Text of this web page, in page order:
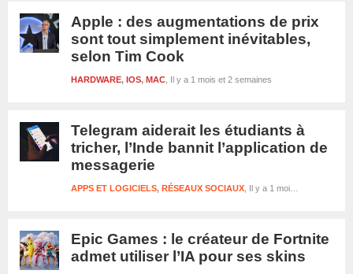
Apple : des augmentations de prix
sont tout simplement inévitables,
selon Tim Cook
Il y a 1 mois et 2 semaines
HARDWARE, IOS, MAC
Telegram aiderait les étudiants à
tricher, l’Inde bannit l’application de
messagerie
Il y a 1 mois et 3 semaines
APPS ET LOGICIELS, RÉSEAUX SOCIAUX
Epic Games : le créateur de Fortnite
admet utiliser l’IA pour ses skins